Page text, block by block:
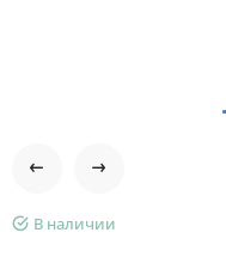
В наличии